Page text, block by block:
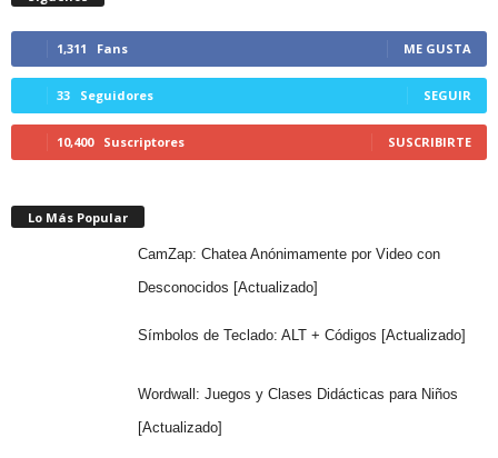
1,311 Fans ME GUSTA
33 Seguidores SEGUIR
10,400 Suscriptores SUSCRIBIRTE
Lo Más Popular
CamZap: Chatea Anónimamente por Video con
Desconocidos [Actualizado]
Símbolos de Teclado: ALT + Códigos [Actualizado]
Wordwall: Juegos y Clases Didácticas para Niños
[Actualizado]